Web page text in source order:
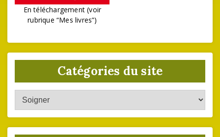
En téléchargement (voir
rubrique “Mes livres”)
Catégories du site
Catégories
du
site